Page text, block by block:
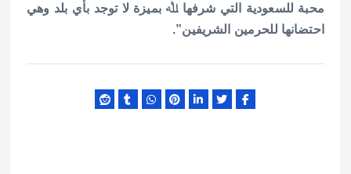
محبة للسعودية التي شرفها ﷲ بميزة لا توجد بأي بلد وهي
احتضانها للحرمين الشريفين”.